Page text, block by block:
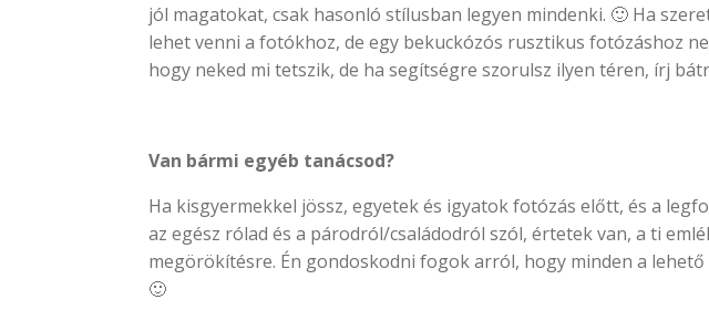
jól magatokat, csak hasonló stílusban legyen mindenki. 🙂 Ha
lehet venni a fotókhoz, de egy bekuckózós rusztikus fotózáshoz
hogy neked mi tetszik, de ha segítségre szorulsz ilyen téren, írj
Van bármi egyéb tanácsod?
Ha kisgyermekkel jössz, egyetek és igyatok fotózás előtt, és a
az egész rólad és a párodról/családodról szól, értetek van, a ti
megörökítésre. Én gondoskodni fogok arról, hogy minden a
🙂